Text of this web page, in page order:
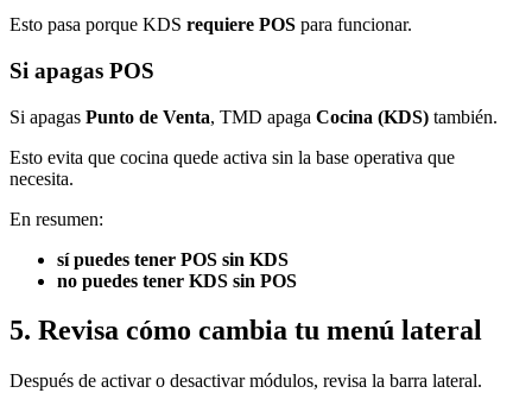
Esto pasa porque KDS requiere POS para funcionar.
Si apagas POS
Si apagas Punto de Venta, TMD apaga Cocina (KDS) también.
Esto evita que cocina quede activa sin la base operativa que
necesita.
En resumen:
sí puedes tener POS sin KDS
no puedes tener KDS sin POS
5. Revisa cómo cambia tu menú lateral
Después de activar o desactivar módulos, revisa la barra lateral.